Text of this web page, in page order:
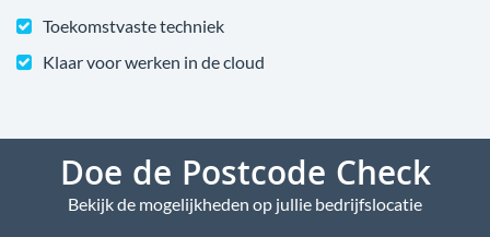
Toekomstvaste techniek
Klaar voor werken in de cloud
Doe de Postcode Check
Bekijk de mogelijkheden op jullie bedrijfslocatie